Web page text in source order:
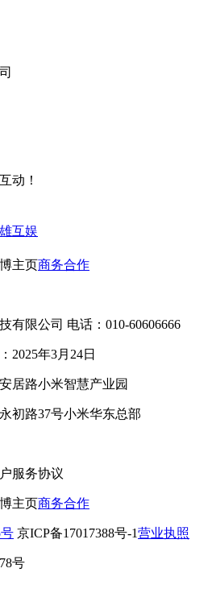
动！
互娱
主页商务合作
有限公司 电话：010-60606666
2025年3月24日
居路小米智慧产业园
初路37号小米华东总部
服务协议
主页商务合作
京ICP备17017388号-1营业执照
号